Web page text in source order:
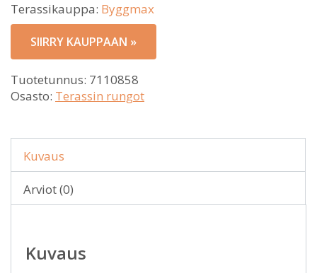
Terassikauppa: Byggmax
SIIRRY KAUPPAAN »
Tuotetunnus: 7110858
Osasto: Terassin rungot
Kuvaus
Arviot (0)
Kuvaus